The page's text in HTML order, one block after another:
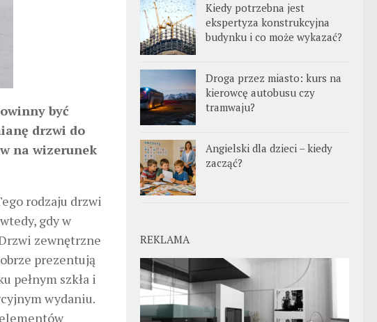
być
drzwi do
na wizerunek
rodzaju drzwi
gdy w
zewnętrzne
prezentują
pełnym szkła i
wydaniu.
Kiedy potrzebna jest
ekspertyza konstrukcyjna
budynku i co może wykazać?
Droga przez miasto: kurs na
kierowcę autobusu czy
tramwaju?
Angielski dla dzieci – kiedy
zacząć?
REKLAMA